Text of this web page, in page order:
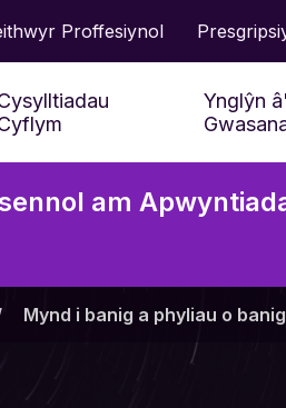
Proffesiynol
Cwestiynau Cyffredin
Wasanaethau a Chymorth
Ynglŷn
am
» Mynd i banig a phyliau o banig